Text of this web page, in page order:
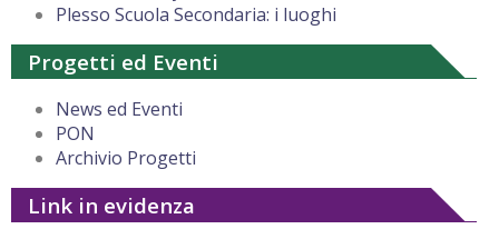
Plesso Scuola Secondaria: i luoghi
Progetti ed Eventi
News ed Eventi
PON
Archivio Progetti
Link in evidenza